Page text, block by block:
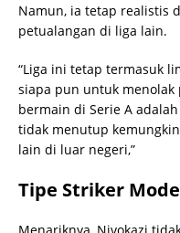
Namun, ia tetap realistis
petualangan di liga lain.
“Liga ini tetap termasuk
siapa pun untuk menolak
bermain di Serie A
tidak menutup
lain di luar negeri,”
Tipe Striker
Menariknya, Nivokazi